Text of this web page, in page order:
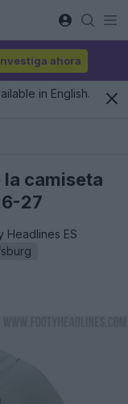
ahora
in English.
camiseta
27
Headlines ES